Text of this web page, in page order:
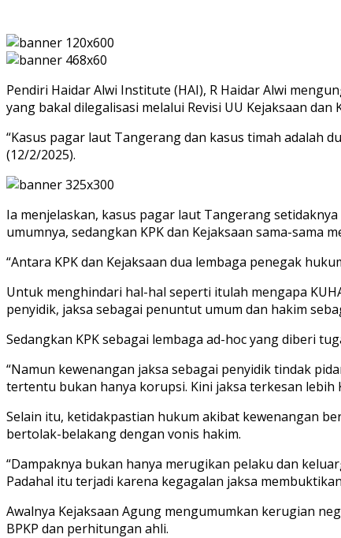
Pendiri Haidar Alwi Institute (HAI), R Haidar Alwi
yang bakal dilegalisasi melalui Revisi UU Kejaksaan dan
“Kasus pagar laut Tangerang dan kasus timah adalah
(12/2/2025).
Ia menjelaskan, kasus pagar laut Tangerang
umumnya, sedangkan KPK dan Kejaksaan sama-sama
“Antara KPK dan Kejaksaan dua lembaga penegak
Untuk menghindari hal-hal seperti itulah mengapa
penyidik, jaksa sebagai penuntut umum dan hakim
Sedangkan KPK sebagai lembaga ad-hoc yang diberi
“Namun kewenangan jaksa sebagai penyidik tindak
tertentu bukan hanya korupsi. Kini jaksa terkesan lebih
Selain itu, ketidakpastian hukum akibat kewenangan
bertolak-belakang dengan vonis hakim.
“Dampaknya bukan hanya merugikan pelaku dan
Padahal itu terjadi karena kegagalan jaksa
Awalnya Kejaksaan Agung mengumumkan kerugian
BPKP dan perhitungan ahli.